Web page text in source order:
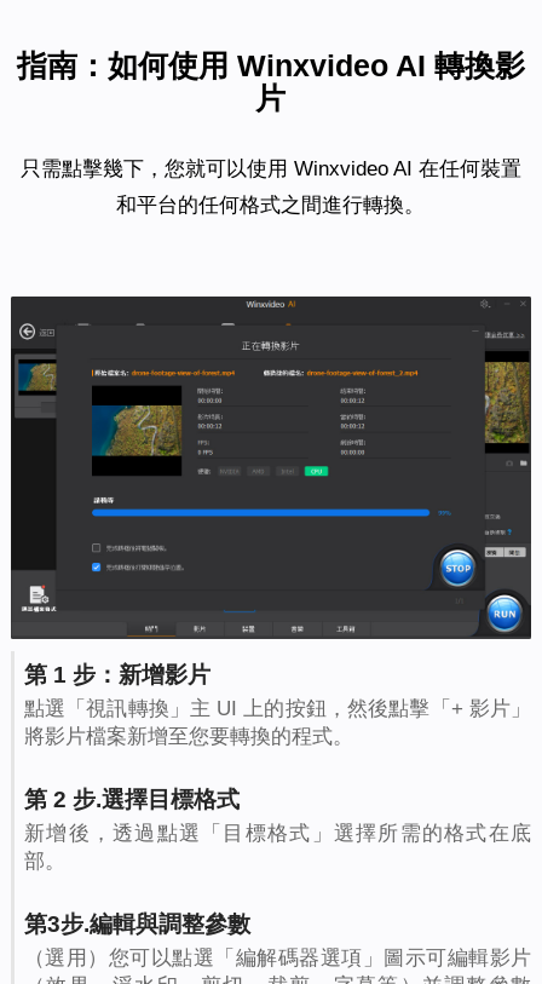
指南：如何使用 Winxvideo AI 轉換影
片
只需點擊幾下，您就可以使用 Winxvideo AI 在任何裝置
和平台的任何格式之間進行轉換。
第 1 步：新增影片
點選「視訊轉換」主 UI 上的按鈕，然後點擊「+ 影片」
將影片檔案新增至您要轉換的程式。
第 2 步.選擇目標格式
新增後，透過點選「目標格式」選擇所需的格式在底
部。
第3步.編輯與調整參數
（選用）您可以點選「編解碼器選項」圖示可編輯影片